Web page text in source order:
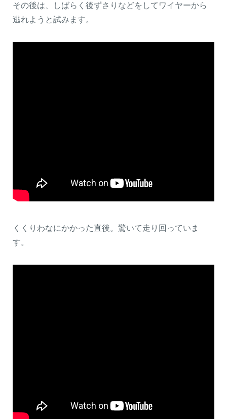
その後は、しばらく後ずさりなどをしてワイヤーから
逃れようと試みます。
くくりわなにかかった直後。驚いて走り回っていま
す。